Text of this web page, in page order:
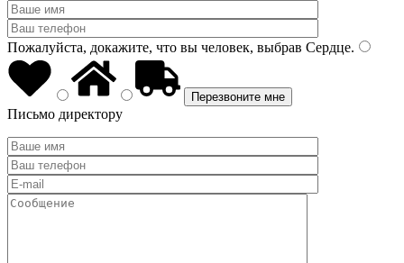
Пожалуйста, докажите, что вы человек, выбрав Сердце.
Письмо директору